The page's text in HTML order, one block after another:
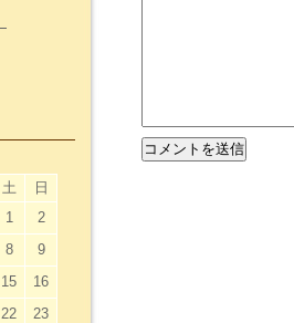
土 日
1
2
8
9
15
16
22
23